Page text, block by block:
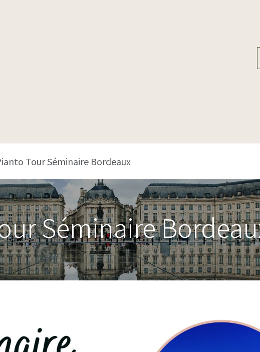
Qui sommes-
Tour Séminaire Bordeaux
Séminaire